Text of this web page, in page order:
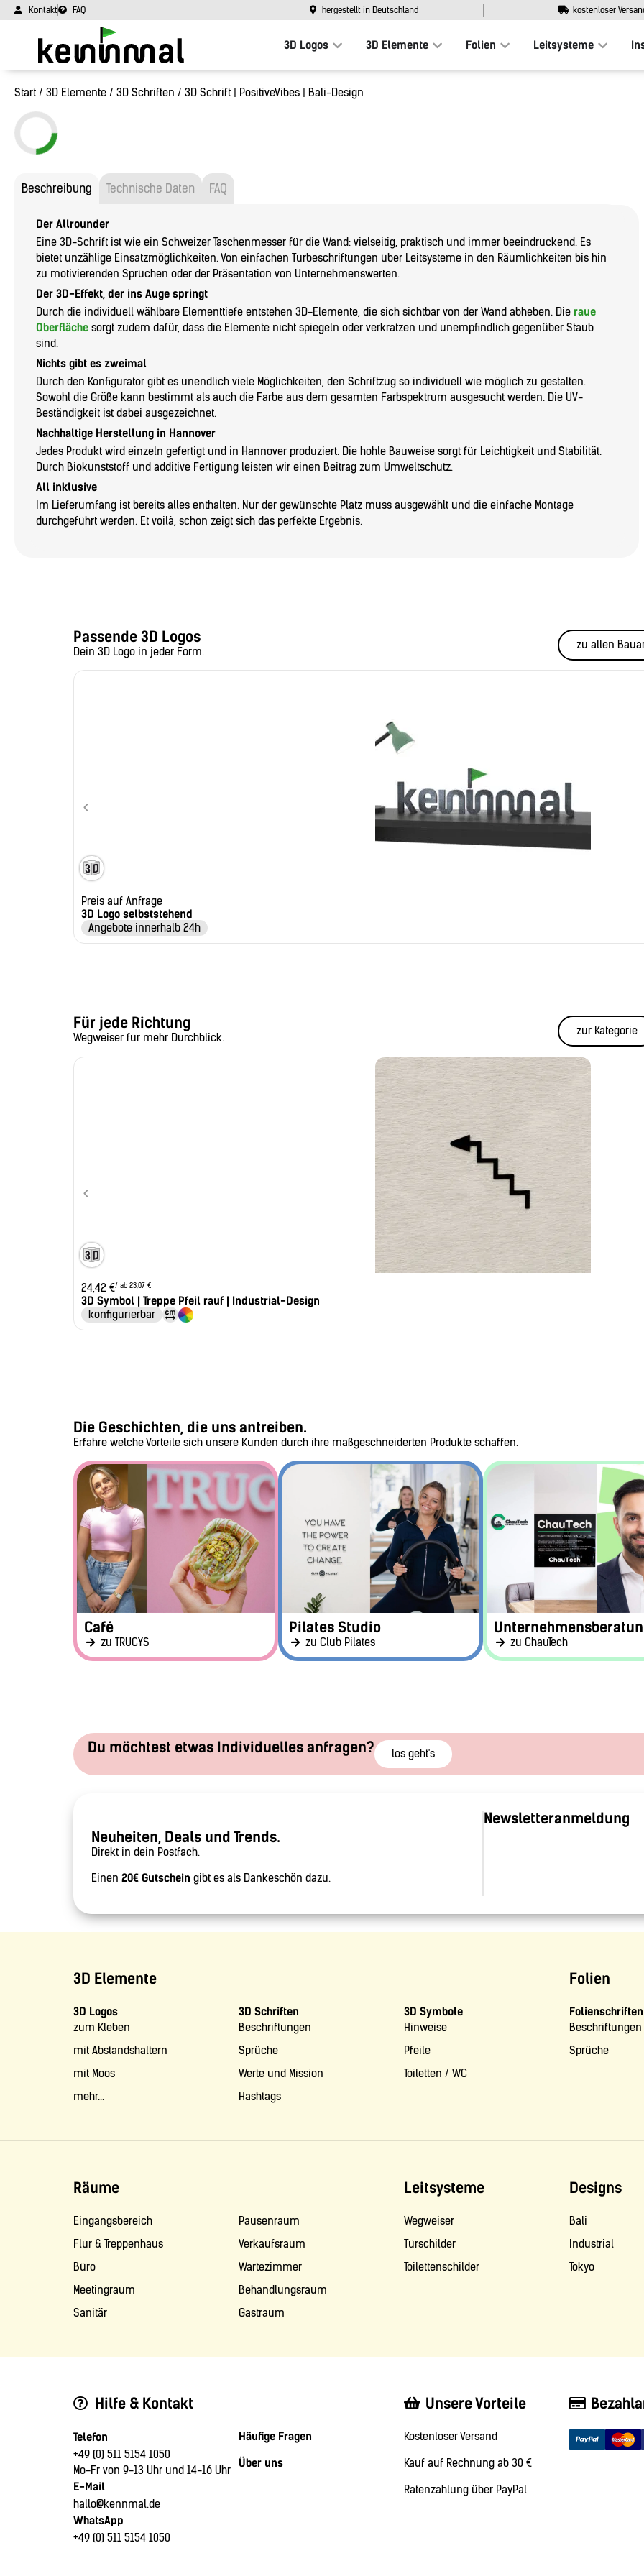
Kontakt FAQ hergestellt in Deutschland kostenloser
3D Logos 3D Elemente Folien Leitsysteme
Start / 3D Elemente / 3D Schriften / 3D Schrift | PositiveVibes | Bali-Design
Beschreibung Technische Daten FAQ
Der Allrounder
Eine 3D-Schrift ist wie ein Schweizer Taschenmesser für die Wand: vielseitig, praktisch und immer beeindruckend. Es
bietet unzählige Einsatzmöglichkeiten. Von einfachen Türbeschriftungen über Leitsysteme in den Räumlichkeiten bis hin
zu motivierenden Sprüchen oder der Präsentation von Unternehmenswerten.
Der 3D-Effekt, der ins Auge springt
Durch die individuell wählbare Elementtiefe entstehen 3D-Elemente, die sich sichtbar von der Wand abheben. Die raue
Oberfläche sorgt zudem dafür, dass die Elemente nicht spiegeln oder verkratzen und unempfindlich gegenüber Staub
sind.
Nichts gibt es zweimal
Durch den Konfigurator gibt es unendlich viele Möglichkeiten, den Schriftzug so individuell wie möglich zu gestalten.
Sowohl die Größe kann bestimmt als auch die Farbe aus dem gesamten Farbspektrum ausgesucht werden. Die UV-
Beständigkeit ist dabei ausgezeichnet.
Nachhaltige Herstellung in Hannover
Jedes Produkt wird einzeln gefertigt und in Hannover produziert. Die hohle Bauweise sorgt für Leichtigkeit und Stabilität.
Durch Biokunststoff und additive Fertigung leisten wir einen Beitrag zum Umweltschutz.
All inklusive
Im Lieferumfang ist bereits alles enthalten. Nur der gewünschte Platz muss ausgewählt und die einfache Montage
durchgeführt werden. Et voilà, schon zeigt sich das perfekte Ergebnis.
Passende 3D Logos
Dein 3D Logo in jeder Form.
zu allen
Preis auf Anfrage
3D Logo selbststehend
Angebote innerhalb 24h
Für jede Richtung
Wegweiser für mehr Durchblick.
zur Kategorie
24,42 €/ ab 23,07 €
3D Symbol | Treppe Pfeil rauf | Industrial-Design
konfigurierbar
Die Geschichten, die uns antreiben.
Erfahre welche Vorteile sich unsere Kunden durch ihre maßgeschneiderten Produkte schaffen.
Café
zu TRUCYS
Pilates Studio
zu Club Pilates zu ChauTech
Du möchtest etwas Individuelles anfragen? los geht's
Neuheiten, Deals und Trends.
Direkt in dein Postfach.
Einen 20€ Gutschein gibt es als Dankeschön dazu.
Newsletteranmeldung
3D Elemente Folien
3D Logos
zum Kleben
mit Abstandshaltern
mit Moos
mehr...
3D Schriften
Beschriftungen
Sprüche
Werte und Mission
Hashtags
3D Symbole
Hinweise
Pfeile
Toiletten / WC
Folienschriften
Beschriftungen
Sprüche
Räume Leitsysteme Designs
Eingangsbereich
Flur & Treppenhaus
Büro
Meetingraum
Sanitär
Pausenraum
Verkaufsraum
Wartezimmer
Behandlungsraum
Gastraum
Wegweiser
Türschilder
Toilettenschilder
Bali
Industrial
Tokyo
Hilfe & Kontakt Unsere Vorteile
Telefon
+49 (0) 511 5154 1050
Mo-Fr von 9-13 Uhr und 14-16 Uhr
E-Mail
hallo@kennmal.de
WhatsApp
+49 (0) 511 5154 1050
Häufige Fragen
Über uns
Kostenloser Versand
Kauf auf Rechnung ab 30 €
Ratenzahlung über PayPal